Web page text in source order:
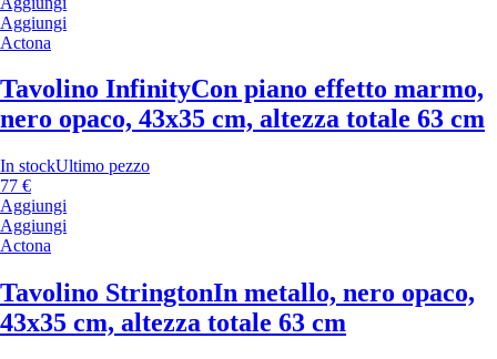
Aggiungi
Actona
Tavolino InfinityCon piano effetto marmo,
nero opaco, 43x35 cm, altezza totale 63 cm
In stockUltimo pezzo
77 €
Aggiungi
Aggiungi
Actona
Tavolino StringtonIn metallo, nero opaco,
43x35 cm, altezza totale 63 cm